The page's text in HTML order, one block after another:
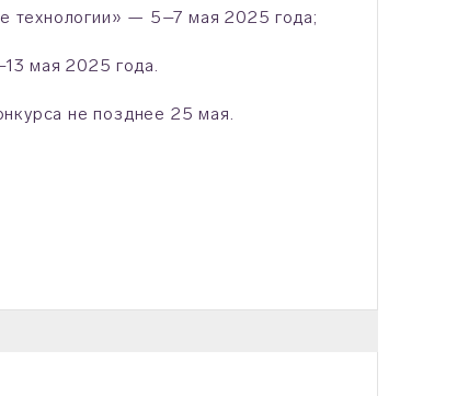
технологии» — 5–7 мая 2025 года;
мая 2025 года.
не позднее 25 мая.